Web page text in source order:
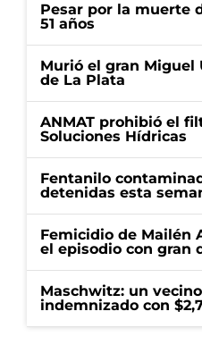
Pesar por la muerte
51 años
Murió el gran
de La Plata
ANMAT prohibió el
Soluciones Hídricas
Fentanilo
detenidas esta
Femicidio de Mailén
el episodio con gran
Maschwitz: un
indemnizado con